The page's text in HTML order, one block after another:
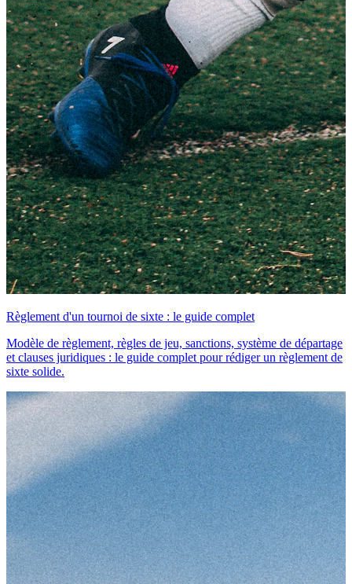
Règlement d'un tournoi de sixte : le guide complet
Modèle de règlement, règles de jeu, sanctions, système de départage
et clauses juridiques : le guide complet pour rédiger un règlement de
sixte solide.